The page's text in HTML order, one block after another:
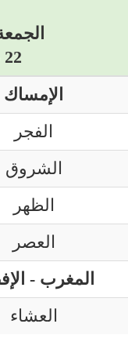
الجمعة 7 أوت 2026
22 صفر 1448 هجري
الإمساك
الفجر
الشروق
الظهر
العصر
المغرب -
العشاء